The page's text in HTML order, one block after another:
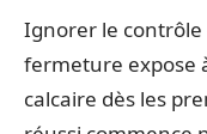
Ignorer le contrôle
fermeture expose
calcaire dès les